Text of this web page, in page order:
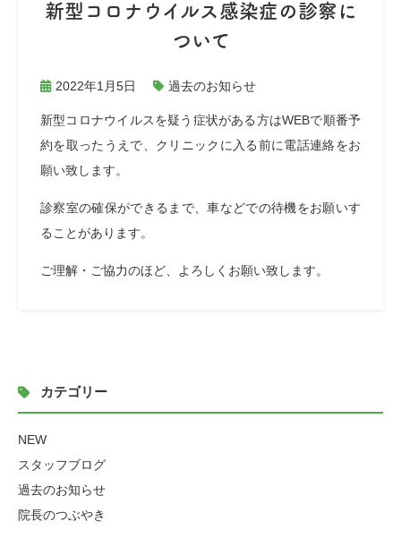
新型コロナウイルス感染症の診察に
ついて
2022年1月5日 過去のお知らせ
新型コロナウイルスを疑う症状がある方はWEBで順番予
約を取ったうえで、クリニックに入る前に電話連絡をお
願い致します。
診察室の確保ができるまで、車などでの待機をお願いす
ることがあります。
ご理解・ご協力のほど、よろしくお願い致します。
カテゴリー
NEW
スタッフブログ
過去のお知らせ
院長のつぶやき